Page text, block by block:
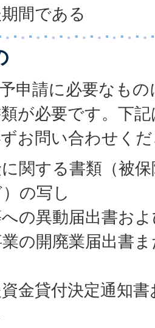
間である
申請に必要なも
が必要です。下
お問い合わせく
関する書類（被
の写し
の異動届出書お
の開廃業届出書
金貸付決定通知